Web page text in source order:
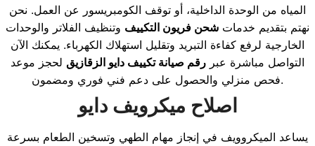
المياه من الوحدة الداخلية، أو توقف الكومبريسور عن العمل. نحن
نهتم بتقديم خدمات شحن فريون التكييف وتنظيف الفلاتر والوحدات
الخارجية لرفع كفاءة التبريد وتقليل استهلاك الكهرباء. يمكنك الآن
التواصل مباشرة عبر رقم صيانة تكييف دايو الزقازيق لحجز موعد
فحص منزلي والحصول على دعم فني فوري ومضمون.
اصلاح ميكرويف دايو
يساعد الميكروويف في إنجاز مهام الطهي وتسخين الطعام بسرعة